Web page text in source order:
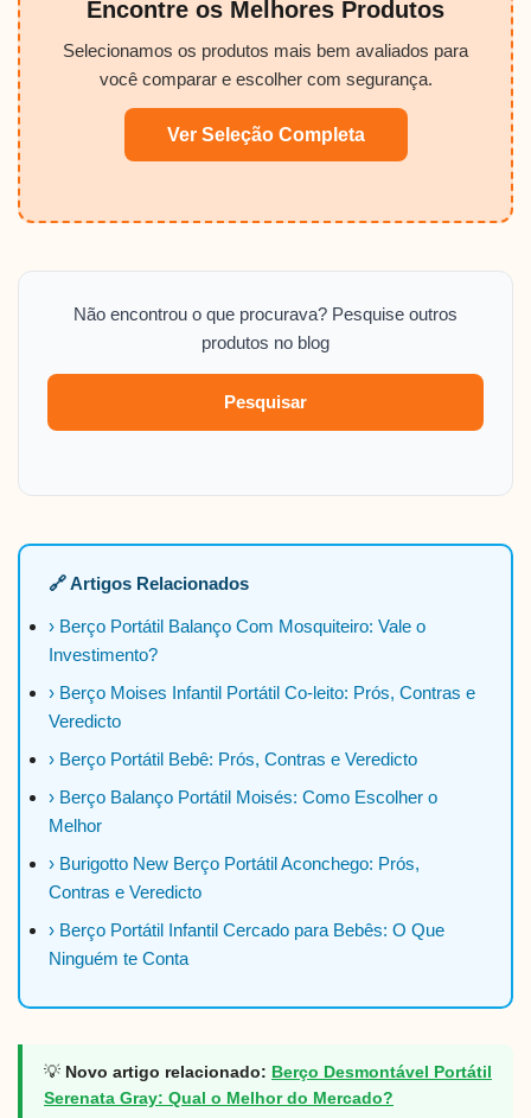
Encontre os Melhores Produtos
Selecionamos os produtos mais bem avaliados para
você comparar e escolher com segurança.
Ver Seleção Completa
Não encontrou o que procurava? Pesquise outros
produtos no blog
Pesquisar
🔗 Artigos Relacionados
› Berço Portátil Balanço Com Mosquiteiro: Vale o
Investimento?
› Berço Moises Infantil Portátil Co-leito: Prós, Contras e
Veredicto
› Berço Portátil Bebê: Prós, Contras e Veredicto
› Berço Balanço Portátil Moisés: Como Escolher o
Melhor
› Burigotto New Berço Portátil Aconchego: Prós,
Contras e Veredicto
› Berço Portátil Infantil Cercado para Bebês: O Que
Ninguém te Conta
💡 Novo artigo relacionado: Berço Desmontável Portátil
Serenata Gray: Qual o Melhor do Mercado?